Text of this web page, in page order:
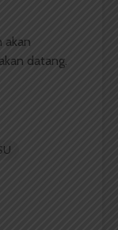
akan
datang.